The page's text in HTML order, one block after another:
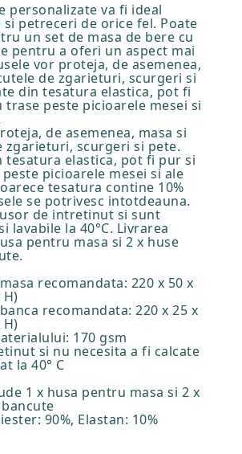
personalizate va fi ideal
petreceri de orice fel. Poate
un set de masa de bere cu
pentru a oferi un aspect mai
vor proteja, de asemenea,
de zgarieturi, scurgeri si
din tesatura elastica, pot fi
trase peste picioarele mesei si
de asemenea, masa si
zgarieturi, scurgeri si pete.
tesatura elastica, pot fi pur si
picioarele mesei si ale
tesatura contine 10%
se potrivesc intotdeauna.
de intretinut si sunt
lavabile la 40°C. Livrarea
pentru masa si 2 x huse
recomandata: 220 x 50 x
H)
recomandata: 220 x 25 x
H)
170 gsm
si nu necesita a fi calcate
la 40° C
1 x husa pentru masa si 2 x
90%, Elastan: 10%